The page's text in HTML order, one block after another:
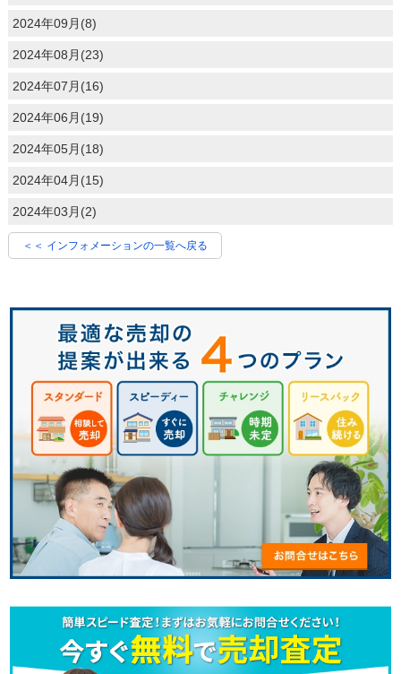
2024年09月(8)
2024年08月(23)
2024年07月(16)
2024年06月(19)
2024年05月(18)
2024年04月(15)
2024年03月(2)
＜＜ インフォメーションの一覧へ戻る